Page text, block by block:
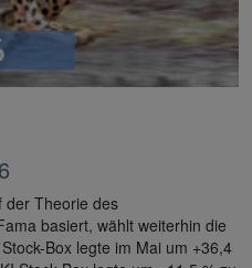
der Theorie des
basiert, wählt weiterhin die
Box legte im Mai um +36,4